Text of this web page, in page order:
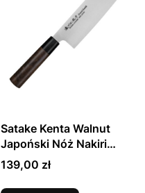
Satake Kenta Walnut
Japoński Nóż Nakiri
16cm
Cena
139,00 zł